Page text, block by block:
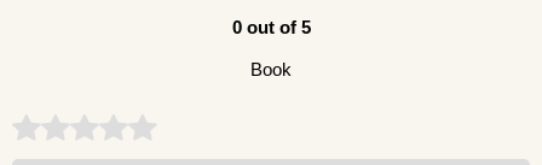
0 out of 5
Book